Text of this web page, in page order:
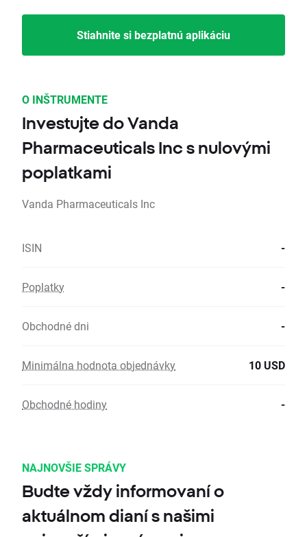
Stiahnite si bezplatnú aplikáciu
O INŠTRUMENTE
Investujte do Vanda
Pharmaceuticals Inc s nulovými
poplatkami
Vanda Pharmaceuticals Inc
ISIN -
Poplatky -
Obchodné dni -
Minimálna hodnota objednávky 10 USD
Obchodné hodiny -
NAJNOVŠIE SPRÁVY
Budte vždy informovaní o
aktuálnom dianí s našimi